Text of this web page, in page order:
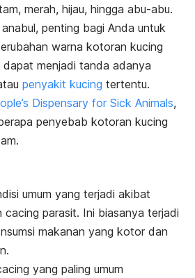
merah, hijau, hingga abu-abu.
penting bagi Anda untuk
warna kotoran kucing
menjadi tanda adanya
penyakit kucing tertentu.
Dispensary for Sick Animals,
penyebab kotoran kucing
umum yang terjadi akibat
parasit. Ini biasanya terjadi
makanan yang kotor dan
yang paling umum